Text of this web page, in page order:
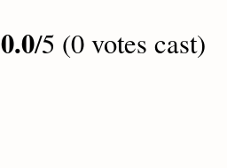
0.0/5 (0 votes cast)